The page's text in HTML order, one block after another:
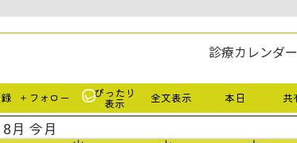
診療カレンダー